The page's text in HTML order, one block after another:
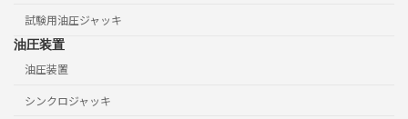
試験用油圧ジャッキ
油圧装置
油圧装置
シンクロジャッキ